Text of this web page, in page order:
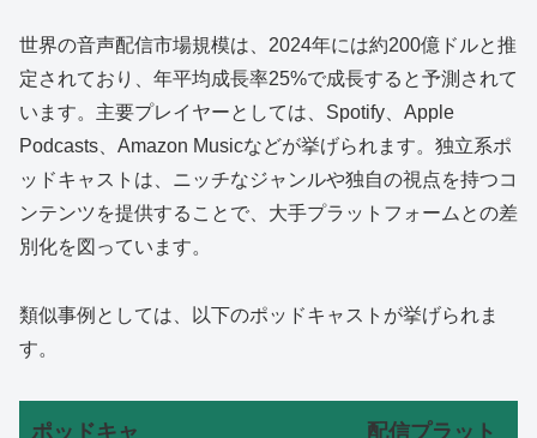
世界の音声配信市場規模は、2024年には約200億ドルと推
定されており、年平均成長率25%で成長すると予測されて
います。主要プレイヤーとしては、Spotify、Apple
Podcasts、Amazon Musicなどが挙げられます。独立系ポ
ッドキャストは、ニッチなジャンルや独自の視点を持つコ
ンテンツを提供することで、大手プラットフォームとの差
別化を図っています。
類似事例としては、以下のポッドキャストが挙げられま
す。
ポッドキャ 配信プラット